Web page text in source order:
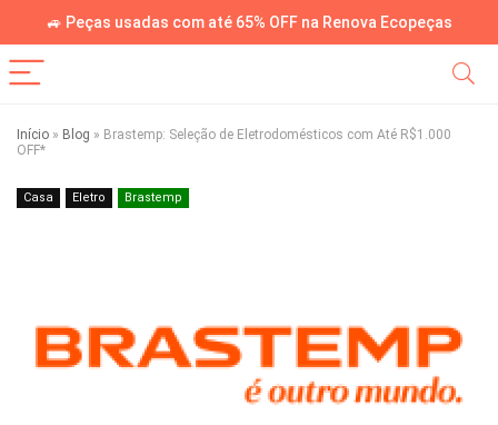
🚙 Peças usadas com até 65% OFF na Renova Ecopeças
Início » Blog » Brastemp: Seleção de Eletrodomésticos com Até R$1.000
OFF*
Casa Eletro Brastemp